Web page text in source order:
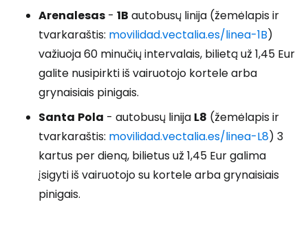
Arenalesas - 1B autobusų linija (žemėlapis ir
tvarkaraštis: movilidad.vectalia.es/linea-1B)
važiuoja 60 minučių intervalais, bilietą už 1,45 Eur
galite nusipirkti iš vairuotojo kortele arba
grynaisiais pinigais.
Santa Pola - autobusų linija L8 (žemėlapis ir
tvarkaraštis: movilidad.vectalia.es/linea-L8) 3
kartus per dieną, bilietus už 1,45 Eur galima
įsigyti iš vairuotojo su kortele arba grynaisiais
pinigais.